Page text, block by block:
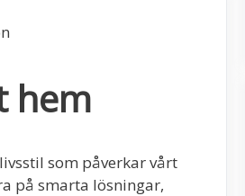
hem
som påverkar vårt
på smarta lösningar,